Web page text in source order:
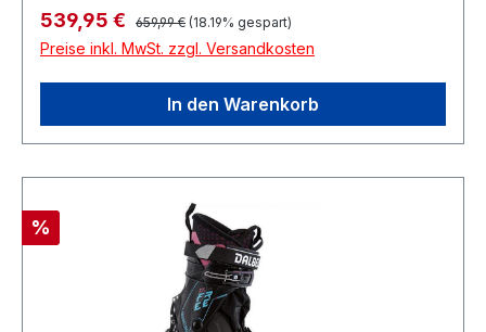
Verkaufspreis:
539,95 € Regulärer Preis:
659,99 € (18.19% gespart)
Preise inkl. MwSt. zzgl. Versandkosten
In den Warenkorb
Rabatt
%